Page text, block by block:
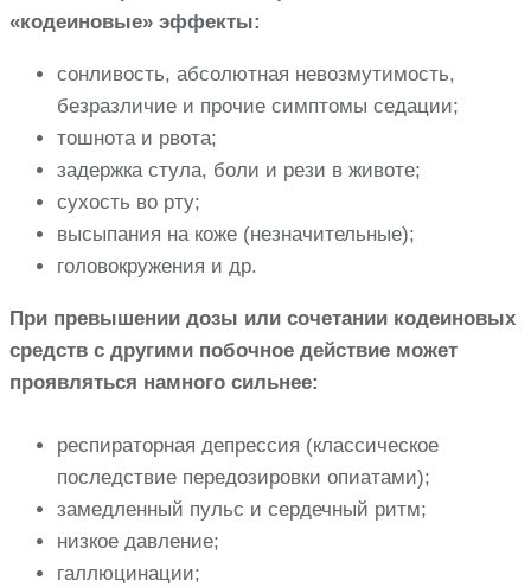
«кодеиновые» эффекты:
сонливость, абсолютная невозмутимость,
безразличие и прочие симптомы седации;
тошнота и рвота;
задержка стула, боли и рези в животе;
сухость во рту;
высыпания на коже (незначительные);
головокружения и др.
При превышении дозы или сочетании кодеиновых
средств с другими побочное действие может
проявляться намного сильнее:
респираторная депрессия (классическое
последствие передозировки опиатами);
замедленный пульс и сердечный ритм;
низкое давление;
галлюцинации;